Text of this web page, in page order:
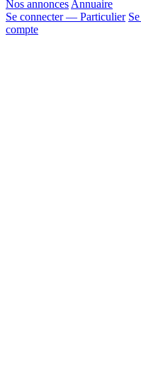
Nos annonces Annuaire
Se connecter — Particulier
compte